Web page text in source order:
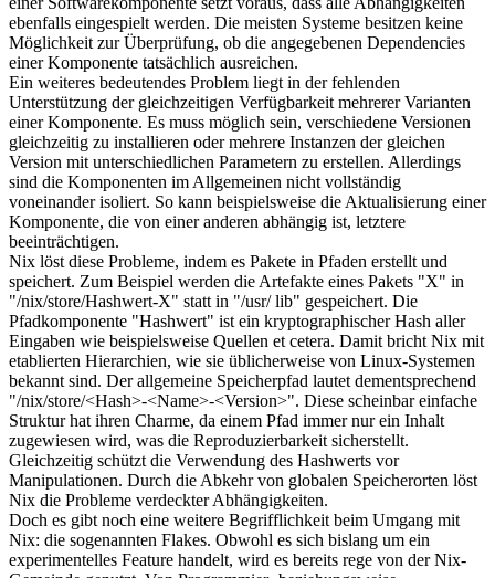
ebenfalls eingespielt werden. Die meisten Systeme besitzen keine
Möglichkeit zur Überprüfung, ob die angegebenen Dependencies
einer Komponente tatsächlich ausreichen.
Ein weiteres bedeutendes Problem liegt in der fehlenden
Unterstützung der gleichzeitigen Verfügbarkeit mehrerer Varianten
einer Komponente. Es muss möglich sein, verschiedene Versionen
gleichzeitig zu installieren oder mehrere Instanzen der gleichen
Version mit unterschiedlichen Parametern zu erstellen. Allerdings
sind die Komponenten im Allgemeinen nicht vollständig
voneinander isoliert. So kann beispielsweise die Aktualisierung einer
Komponente, die von einer anderen abhängig ist, letztere
beeinträchtigen.
Nix löst diese Probleme, indem es Pakete in Pfaden erstellt und
speichert. Zum Beispiel werden die Artefakte eines Pakets "X" in
"/nix/store/Hashwert-X" statt in "/usr/ lib" gespeichert. Die
Pfadkomponente "Hashwert" ist ein kryptographischer Hash aller
Eingaben wie beispielsweise Quellen et cetera. Damit bricht Nix mit
etablierten Hierarchien, wie sie üblicherweise von Linux-Systemen
bekannt sind. Der allgemeine Speicherpfad lautet dementsprechend
"/nix/store/<Hash>-<Name>-<Version>". Diese scheinbar einfache
Struktur hat ihren Charme, da einem Pfad immer nur ein Inhalt
zugewiesen wird, was die Reproduzierbarkeit sicherstellt.
Gleichzeitig schützt die Verwendung des Hashwerts vor
Manipulationen. Durch die Abkehr von globalen Speicherorten löst
Nix die Probleme verdeckter Abhängigkeiten.
Doch es gibt noch eine weitere Begrifflichkeit beim Umgang mit
Nix: die sogenannten Flakes. Obwohl es sich bislang um ein
experimentelles Feature handelt, wird es bereits rege von der Nix-